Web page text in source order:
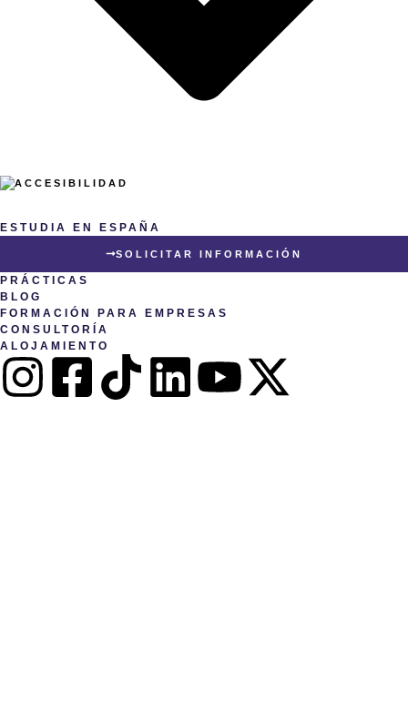
ESTUDIA EN ESPAÑA
SOLICITAR INFORMACIÓN
PRÁCTICAS
BLOG
FORMACIÓN PARA EMPRESAS
CONSULTORÍA
ALOJAMIENTO